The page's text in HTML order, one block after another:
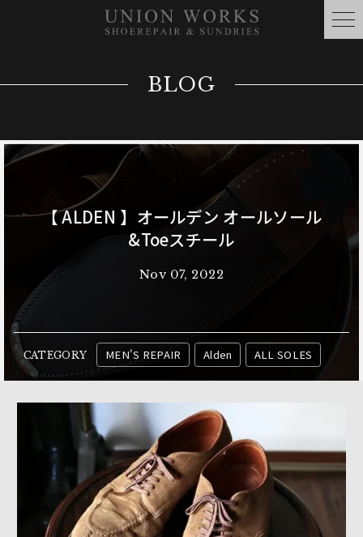
BLOG
【 ALDEN 】オールデン オールソール
&Toeスチール
Nov 07, 2022
CATEGORY MEN'S REPAIR Alden ALL SOLES